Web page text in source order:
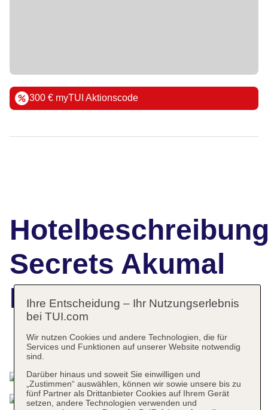
300 € myTUI Aktionscode
Secrets Akumal
Riviera Maya
Das bietet Ihre Unterkunft
Ihre Entscheidung – Ihr Nutzungserlebnis
bei TUI.com
Wir nutzen Cookies und andere Technologien, die für
Services und Funktionen auf unserer Website notwendig
sind.
Darüber hinaus und soweit Sie einwilligen und
„Zustimmen“ auswählen, können wir sowie unsere bis zu
fünf Partner als Drittanbieter Cookies auf Ihrem Gerät
setzen, andere Technologien verwenden und